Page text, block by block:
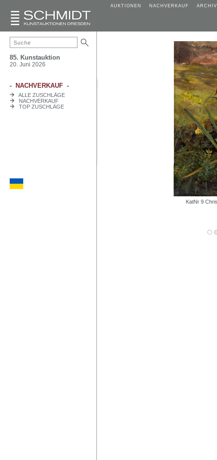
AUKTIONEN NACHVERKAUF ARCHIV
85. Kunstauktion
20. Juni 2026
- NACHVERKAUF -
ALLE ZUSCHLÄGE
NACHVERKAUF
TOP ZUSCHLÄGE
KatNr 9 Christian Friedrich